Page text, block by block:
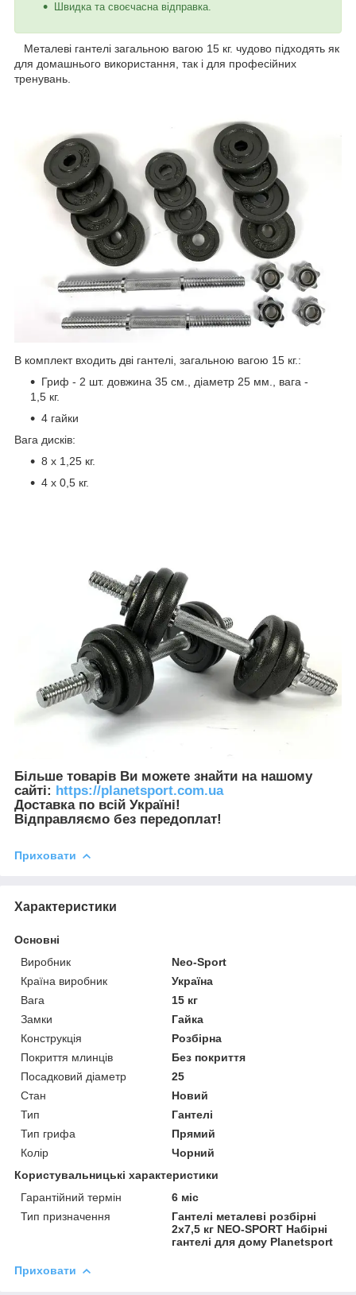
Швидка та своєчасна відправка.
Металеві гантелі загальною вагою 15 кг. чудово підходять як
для домашнього використання, так і для професійних
тренувань.
В комплект входить дві гантелі, загальною вагою 15 кг.:
Гриф - 2 шт. довжина 35 см., діаметр 25 мм., вага -
1,5 кг.
4 гайки
Вага дисків:
8 x 1,25 кг.
4 х 0,5 кг.
Більше товарів Ви можете знайти на нашому
сайті: https://planetsport.com.ua
Доставка по всій Україні!
Відправляємо без передоплат!
Приховати
Характеристики
Основні
Виробник
Neo-Sport
Країна виробник
Україна
Вага
15 кг
Замки
Гайка
Конструкція
Розбірна
Покриття млинців
Без покриття
Посадковий діаметр
25
Стан
Новий
Тип
Гантелі
Тип грифа
Прямий
Колір
Чорний
Користувальницькі характеристики
Гарантійний термін
6 міс
Тип призначення
Гантелі металеві розбірні
2х7,5 кг NEO-SPORT Набірні
гантелі для дому Planetsport
Приховати